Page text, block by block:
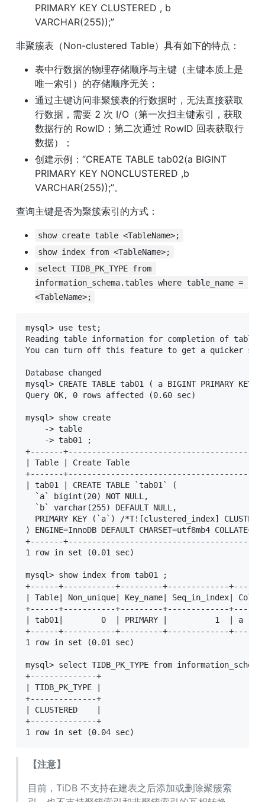
PRIMARY KEY CLUSTERED , b
VARCHAR(255));”
非聚簇表（Non-clustered Table）具有如下的特点：
表中行数据的物理存储顺序与主键（主键本质上是
唯一索引）的存储顺序无关；
通过主键访问非聚簇表的行数据时，无法直接获取
行数据，需要 2 次 I/O（第一次扫主键索引，获取
数据行的 RowID；第二次通过 RowID 回表获取行
数据）；
创建示例：“CREATE TABLE tab02(a BIGINT
PRIMARY KEY NONCLUSTERED ,b
VARCHAR(255));”。
查询主键是否为聚簇索引的方式：
show create table <TableName>;
show index from <TableName>;
select TIDB_PK_TYPE from
information_schema.tables where table_name =
<TableName>;
mysql> use test;
Reading table information for completion of table
You can turn off this feature to get a quicker
Database changed
mysql> CREATE TABLE tab01 ( a BIGINT PRIMARY KEY
Query OK, 0 rows affected (0.60 sec)
mysql> show create
    -> table
    -> tab01 ;
+-------
| Table | Create Table
+-------
| tab01 | CREATE TABLE `tab01` (
  `a` bigint(20) NOT NULL,
  `b` varchar(255) DEFAULT NULL,
PRIMARY KEY (`a`) /*T![clustered_index]
) ENGINE=InnoDB DEFAULT CHARSET=utf8mb4
+-------
1 row in set (0.01 sec)
mysql> show index from tab01 ;
+------+-----------+---------+-------------
| Table| Non_unique| Key_name| Seq_in_index|
+------+-----------+---------+-------------
| tab01|        0  | PRIMARY |          1  | a
+------+-----------+---------+-------------
1 row in set (0.01 sec)
mysql> select TIDB_PK_TYPE from
+--------------+
| TIDB_PK_TYPE |
+--------------+
| CLUSTERED    |
+--------------+
1 row in set (0.04 sec)
【注意】
目前，TiDB 不支持在建表之后添加或删除聚簇索